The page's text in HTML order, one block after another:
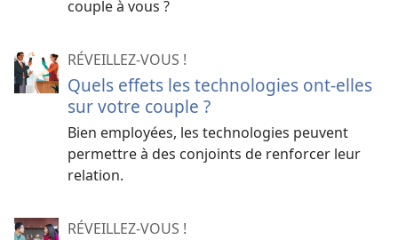
couple à vous ?
RÉVEILLEZ-VOUS !
Quels effets les technologies ont-elles
sur votre couple ?
Bien employées, les technologies peuvent
permettre à des conjoints de renforcer leur
relation.
RÉVEILLEZ-VOUS !